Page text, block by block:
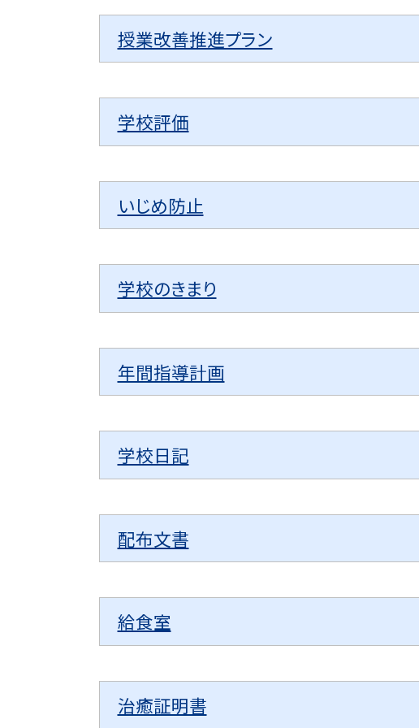
授業改善推進プラン
学校評価
いじめ防止
学校のきまり
年間指導計画
学校日記
配布文書
給食室
治癒証明書